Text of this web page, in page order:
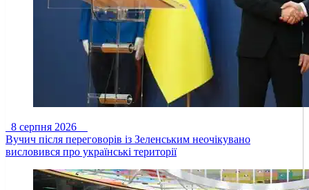
8 серпня 2026
Вучич після переговорів із Зеленським неочікувано
висловився про українські території